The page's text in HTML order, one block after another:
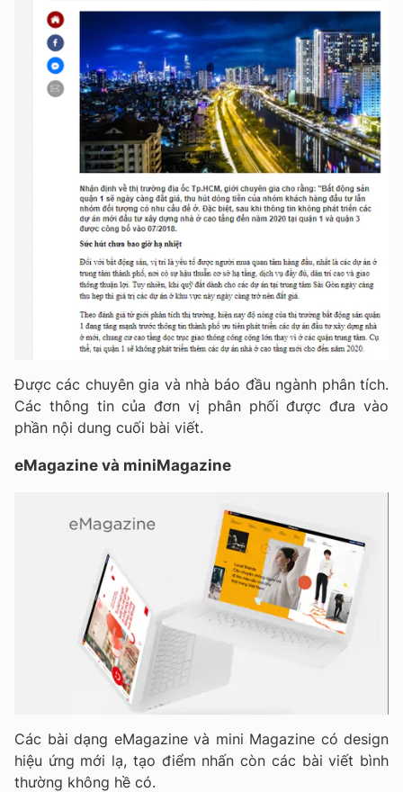
Được các chuyên gia và nhà báo đầu ngành phân tích.
Các thông tin của đơn vị phân phối được đưa vào
phần nội dung cuối bài viết.
eMagazine và miniMagazine
Các bài dạng eMagazine và mini Magazine có design
hiệu ứng mới lạ, tạo điểm nhấn còn các bài viết bình
thường không hề có.